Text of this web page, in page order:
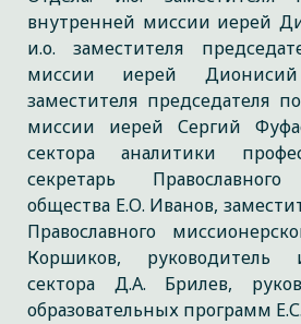
внутренней миссии иерей
и.о. заместителя
миссии иерей
заместителя председателя
миссии иерей Сергий
сектора аналитики
секретарь Православного
общества Е.О. Иванов,
Православного
Коршиков, руководитель
сектора Д.А. Брилев,
образовательных программ